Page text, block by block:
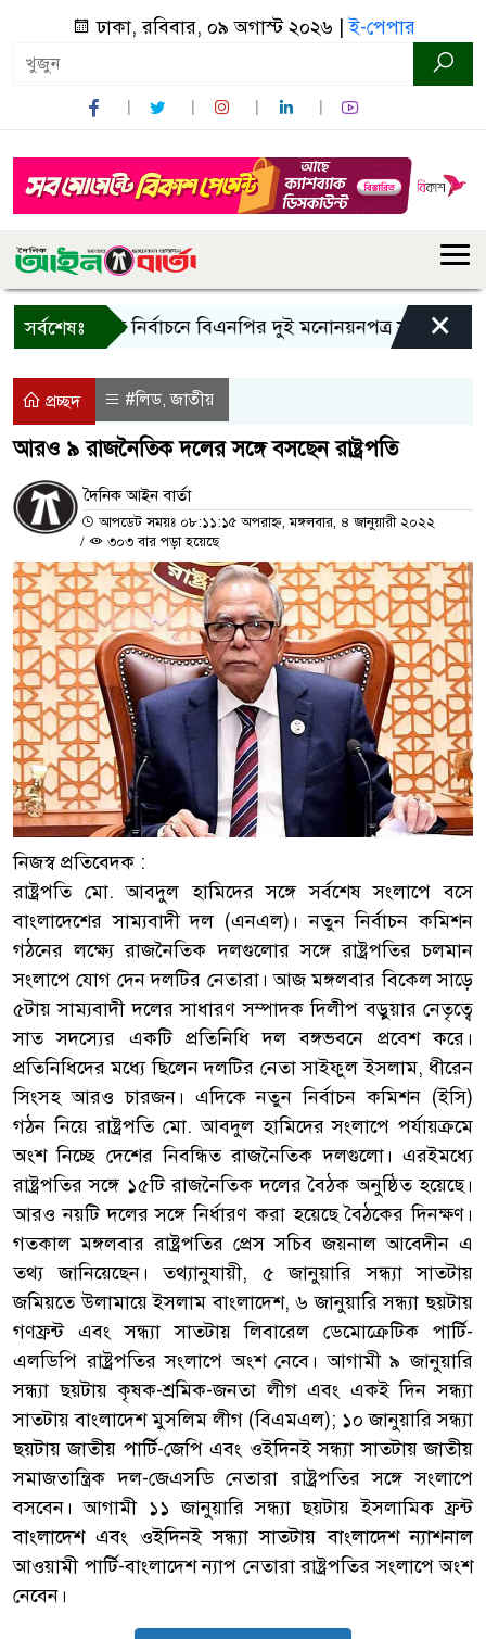
ঢাকা, রবিবার, ০৯ অগাস্ট ২০২৬ |ই-পেপার
সর্বশেষঃ
রাষ্ট্রপতি নির্বাচনে বিএনপির দুই মনোনয়নপত্র সংগ্রহ ×
প্রচ্ছদ #লিড,জাতীয়
আরও ৯ রাজনৈতিক দলের সঙ্গে বসছেন রাষ্ট্রপতি
দৈনিক আইন বার্তা
আপডেট সময়ঃ ০৮:১১:১৫ অপরাহ্ন, মঙ্গলবার, ৪ জানুয়ারী ২০২২
/
৩০৩ বার পড়া হয়েছে
নিজস্ব প্রতিবেদক :
রাষ্ট্রপতি মো. আবদুল হামিদের সঙ্গে সর্বশেষ সংলাপে বসে
বাংলাদেশের সাম্যবাদী দল (এনএল)। নতুন নির্বাচন কমিশন
গঠনের লক্ষ্যে রাজনৈতিক দলগুলোর সঙ্গে রাষ্ট্রপতির চলমান
সংলাপে যোগ দেন দলটির নেতারা। আজ মঙ্গলবার বিকেল সাড়ে
৫টায় সাম্যবাদী দলের সাধারণ সম্পাদক দিলীপ বড়ুয়ার নেতৃত্বে
সাত সদস্যের একটি প্রতিনিধি দল বঙ্গভবনে প্রবেশ করে।
প্রতিনিধিদের মধ্যে ছিলেন দলটির নেতা সাইফুল ইসলাম, ধীরেন
সিংসহ আরও চারজন। এদিকে নতুন নির্বাচন কমিশন (ইসি)
গঠন নিয়ে রাষ্ট্রপতি মো. আবদুল হামিদের সংলাপে পর্যায়ক্রমে
অংশ নিচ্ছে দেশের নিবন্ধিত রাজনৈতিক দলগুলো। এরইমধ্যে
রাষ্ট্রপতির সঙ্গে ১৫টি রাজনৈতিক দলের বৈঠক অনুষ্ঠিত হয়েছে।
আরও নয়টি দলের সঙ্গে নির্ধারণ করা হয়েছে বৈঠকের দিনক্ষণ।
গতকাল মঙ্গলবার রাষ্ট্রপতির প্রেস সচিব জয়নাল আবেদীন এ
তথ্য জানিয়েছেন। তথ্যানুযায়ী, ৫ জানুয়ারি সন্ধ্যা সাতটায়
জমিয়তে উলামায়ে ইসলাম বাংলাদেশ, ৬ জানুয়ারি সন্ধ্যা ছয়টায়
গণফ্রন্ট এবং সন্ধ্যা সাতটায় লিবারেল ডেমোক্রেটিক পার্টি-
এলডিপি রাষ্ট্রপতির সংলাপে অংশ নেবে। আগামী ৯ জানুয়ারি
সন্ধ্যা ছয়টায় কৃষক-শ্রমিক-জনতা লীগ এবং একই দিন সন্ধ্যা
সাতটায় বাংলাদেশ মুসলিম লীগ (বিএমএল); ১০ জানুয়ারি সন্ধ্যা
ছয়টায় জাতীয় পার্টি-জেপি এবং ওইদিনই সন্ধ্যা সাতটায় জাতীয়
সমাজতান্ত্রিক দল-জেএসডি নেতারা রাষ্ট্রপতির সঙ্গে সংলাপে
বসবেন। আগামী ১১ জানুয়ারি সন্ধ্যা ছয়টায় ইসলামিক ফ্রন্ট
বাংলাদেশ এবং ওইদিনই সন্ধ্যা সাতটায় বাংলাদেশ ন্যাশনাল
আওয়ামী পার্টি-বাংলাদেশ ন্যাপ নেতারা রাষ্ট্রপতির সংলাপে অংশ
নেবেন।